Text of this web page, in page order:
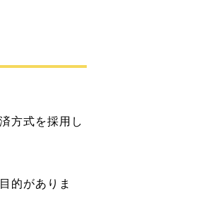
方式を採用し
的がありま